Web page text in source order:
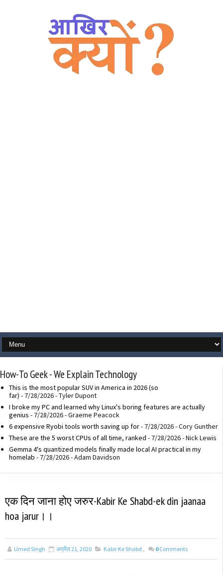
How-To Geek - We Explain Technology
This is the most popular SUV in America in 2026 (so
far) - 7/28/2026- Tyler Dupont
I broke my PC and learned why Linux's boring features are actually
genius - 7/28/2026- Graeme Peacock
6 expensive Ryobi tools worth saving up for- 7/28/2026- Cory Gunther
These are the 5 worst CPUs of all time, ranked - 7/28/2026- Nick Lewis
Gemma 4's quantized models finally made local AI practical in my
homelab - 7/28/2026- Adam Davidson
एक दिन जाना होए जरुर-Kabir Ke Shabd-ek din jaanaa
hoa jarur।।
Umed Singh अप्रैल 21, 2020 Kabir Ke Shabd , 0 Comments